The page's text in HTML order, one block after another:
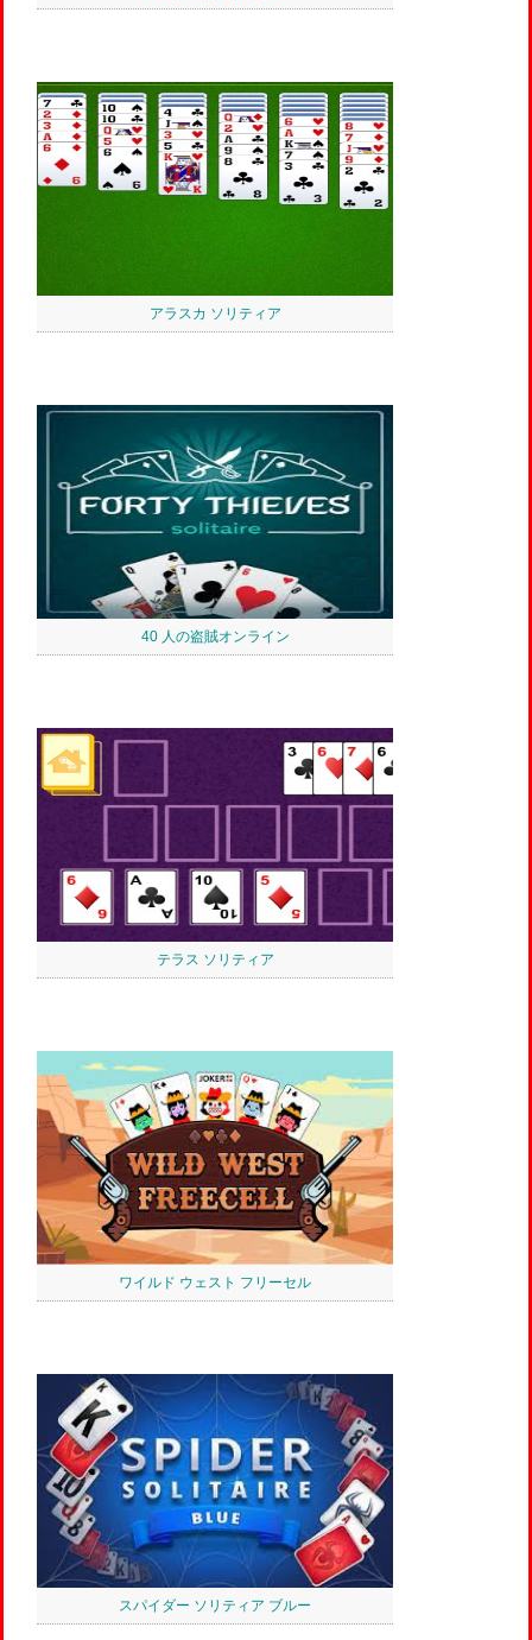
アラスカ ソリティア
40 人の盗賊オンライン
テラス ソリティア
ワイルド ウェスト フリーセル
スパイダー ソリティア ブルー